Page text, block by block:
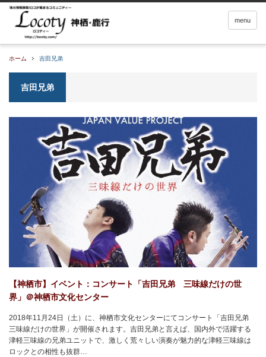
menu
ホーム 吉田兄弟
吉田兄弟
【神栖市】イベント：コンサート「吉田兄弟 三味線だけの世
界」＠神栖市文化センター
2018年11月24日（土）に、神栖市文化センターにてコンサート「吉田兄弟
三味線だけの世界」が開催されます。吉田兄弟と言えば、国内外で活躍する
津軽三味線の兄弟ユニットで、激しく荒々しい演奏が魅力的な津軽三味線は
ロックとの相性も抜群…